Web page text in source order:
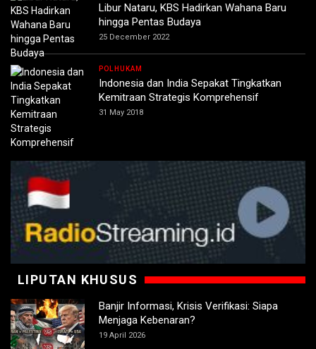
Libur Nataru, KBS Hadirkan Wahana Baru
hingga Pentas Budaya
25 December 2022
POLHUKAM
Indonesia dan India Sepakat Tingkatkan
Kemitraan Strategis Komprehensif
31 May 2018
LIPUTAN KHUSUS
Banjir Informasi, Krisis Verifikasi: Siapa
Menjaga Kebenaran?
19 April 2026